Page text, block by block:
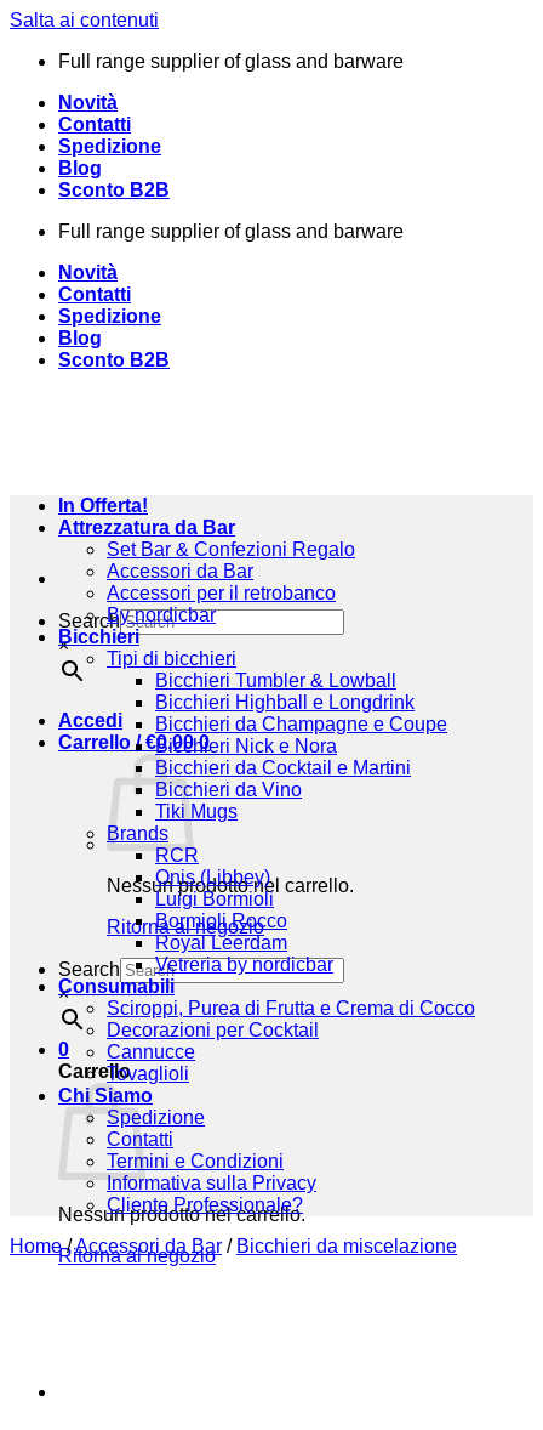
Salta ai contenuti
Full range supplier of glass and barware
Novità
Contatti
Spedizione
Blog
Sconto B2B
Full range supplier of glass and barware
Novità
Contatti
Spedizione
Blog
Sconto B2B
Search
×
Accedi
Carrello /€0,00 0
Nessun prodotto nel carrello.
Ritorna al negozio
Search
×
0
Carrello
Nessun prodotto nel carrello.
Ritorna al negozio
In Offerta!
Attrezzatura da Bar
Set Bar & Confezioni Regalo
Accessori da Bar
Accessori per il retrobanco
By nordicbar
Bicchieri
Tipi di bicchieri
Bicchieri Tumbler & Lowball
Bicchieri Highball e Longdrink
Bicchieri da Champagne e Coupe
Bicchieri Nick e Nora
Bicchieri da Cocktail e Martini
Bicchieri da Vino
Tiki Mugs
Brands
RCR
Onis (Libbey)
Luigi Bormioli
Bormioli Rocco
Royal Leerdam
Vetreria by nordicbar
Consumabili
Sciroppi, Purea di Frutta e Crema di Cocco
Decorazioni per Cocktail
Cannucce
Tovaglioli
Chi Siamo
Spedizione
Contatti
Termini e Condizioni
Informativa sulla Privacy
Cliente Professionale?
Home /Accessori da Bar / Bicchieri da miscelazione